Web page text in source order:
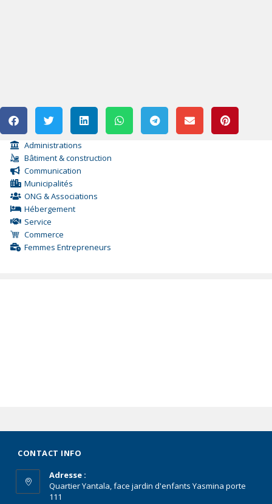
Administrations
Bâtiment & construction
Communication
Municipalités
ONG & Associations
Hébergement
Service
Commerce
Femmes Entrepreneurs
CONTACT INFO
Adresse :
Quartier Yantala, face jardin d'enfants Yasmina porte
111